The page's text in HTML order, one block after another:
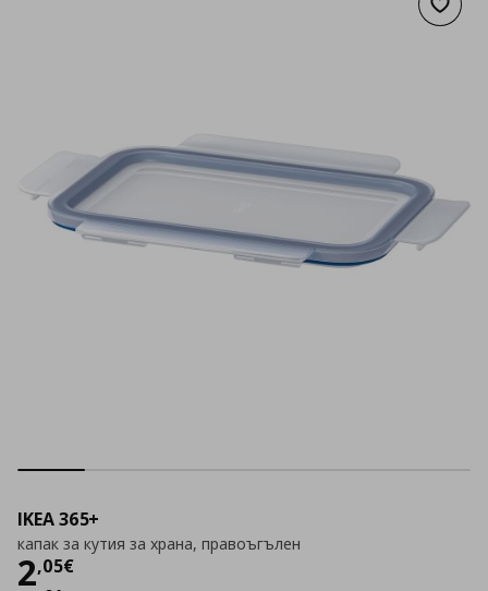
IKEA 365+
капак за кутия за храна, правоъгълен
2,05€
Цена